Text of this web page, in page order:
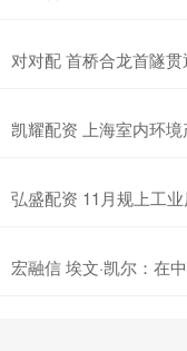
对对配 首桥合龙首隧
凯耀配资 上海室内环
弘盛配资 11月规上工
宏融信 埃文·凯尔：在